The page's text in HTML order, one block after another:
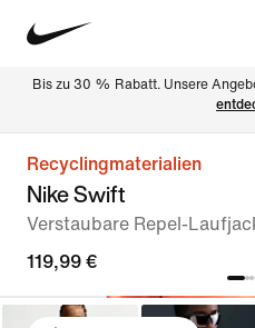
Bis zu 30 % Rabatt. Unsere
Recyclingmaterialien
Nike Swift
Verstaubare Repel-
119,99 €